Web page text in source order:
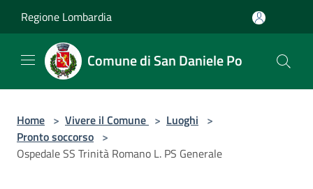
Regione Lombardia
Comune di San Daniele Po
Home > Vivere il Comune > Luoghi >
Pronto soccorso >
Ospedale SS Trinità Romano L. PS Generale